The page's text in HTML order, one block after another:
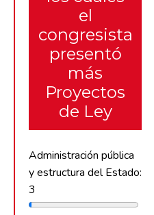
el
congresista
presentó
más
Proyectos
de Ley
Administración pública
y estructura del Estado:
3